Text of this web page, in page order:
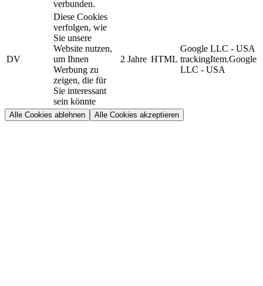
verbunden.
DV
Diese Cookies
verfolgen, wie
Sie unsere
Website nutzen,
um Ihnen
Werbung zu
zeigen, die für
Sie interessant
sein könnte
2 Jahre HTML
Google LLC - USA
trackingItem.Google
LLC - USA
Alle Cookies ablehnen Alle Cookies akzeptieren